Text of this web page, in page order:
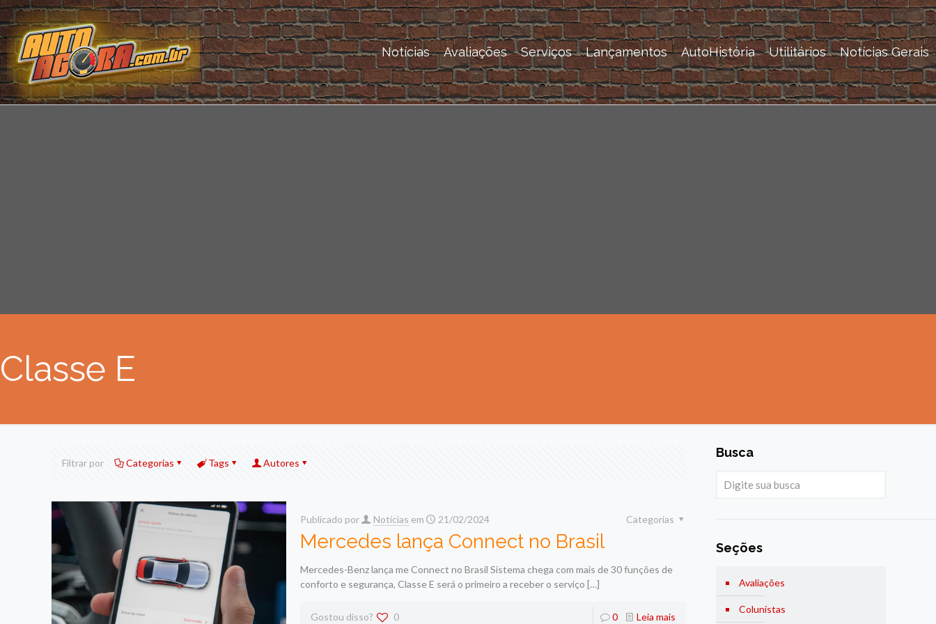
Notícias Avaliações Serviços Lançamentos AutoHistória Utilitários Notícias Gerais
Classe E
Filtrar por Categorias Tags Autores
Publicado por Noticias em 21/02/2024 Categorias
Mercedes lança Connect no Brasil
Mercedes-Benz lança me Connect no Brasil Sistema chega com mais de 30 funções de
conforto e segurança, Classe E será o primeiro a receber o serviço […]
Gostou disso? 0 0 Leia mais
Busca
Seções
Avaliações
Colunistas